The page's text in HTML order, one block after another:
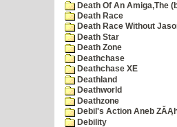
Death Of An Amiga,The
Death Race
Death Race Without
Death Star
Death Zone
Deathchase
Deathchase XE
Deathland
Deathworld
Deathzone
Debil's Action Aneb
Debility